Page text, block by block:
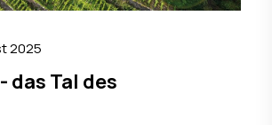
2025
das Tal des